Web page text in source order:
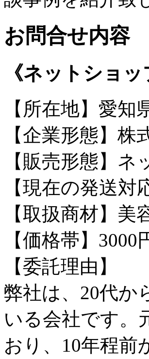
お問合せ内容
《ネットショ
【所在地】愛知
【企業形態】株
【販売形態】
【現在の発送対
【取扱商材】美
【価格帯】3000
【委託理由】
弊社は、20代か
いる会社です。
おり、10年程前